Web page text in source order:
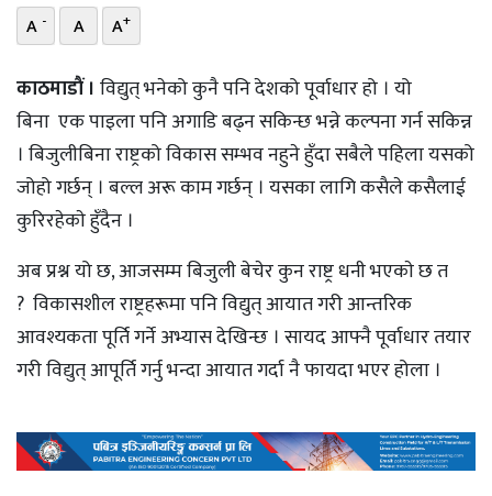
प्रोफाइल
विशेष
A - A A+
काठमाडाैं । विद्युत् भनेको कुनै पनि देशको पूर्वाधार हो । यो
बिना एक पाइला पनि अगाडि बढ्न सकिन्छ भन्ने कल्पना गर्न सकिन्न
। बिजुलीबिना राष्ट्रको विकास सम्भव नहुने हुँदा सबैले पहिला यसको
जोहो गर्छन् । बल्ल अरू काम गर्छन् । यसका लागि कसैले कसैलाई
कुरिरहेकाे हुँदैन ।
अब प्रश्न यो छ, आजसम्म बिजुली बेचेर कुन राष्ट्र धनी भएकाे छ त
? विकासशील राष्ट्रहरूमा पनि विद्युत् आयात गरी आन्तरिक
आवश्यकता पूर्ति गर्ने अभ्यास देखिन्छ । सायद आफ्नै पूर्वाधार तयार
गरी विद्युत् आपूर्ति गर्नु भन्दा आयात गर्दा नै फायदा भएर होला ।